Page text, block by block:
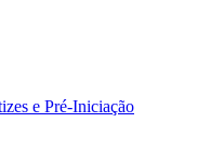
e Pré-Iniciação